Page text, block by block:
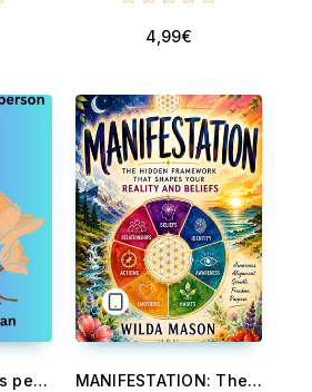
4,99€
Den Helige Andes person MANIFESTATION: The Hidden Framework That Shapes Your Reality and Beliefs